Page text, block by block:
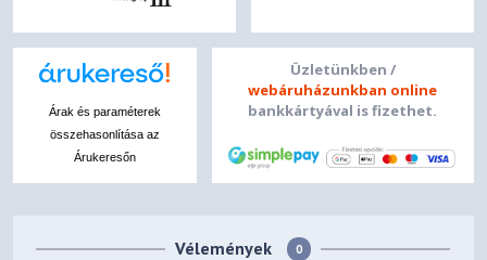
Árak és paraméterek
összehasonlítása az
Árukeresőn
Üzletünkben /
webáruházunkban online
bankkártyával is fizethet.
Vélemények 0